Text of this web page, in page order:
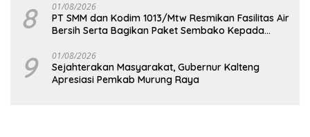
8 01/08/2026
PT SMM dan Kodim 1013/Mtw Resmikan Fasilitas Air
Bersih Serta Bagikan Paket Sembako Kepada
9 01/08/2026
Sejahterakan Masyarakat, Gubernur Kalteng
Apresiasi Pemkab Murung Raya